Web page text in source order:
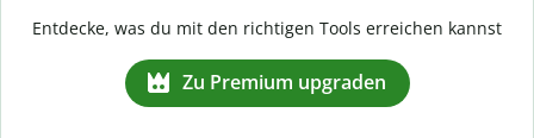
Entdecke, was du mit den richtigen Tools erreichen kannst
Zu Premium upgraden